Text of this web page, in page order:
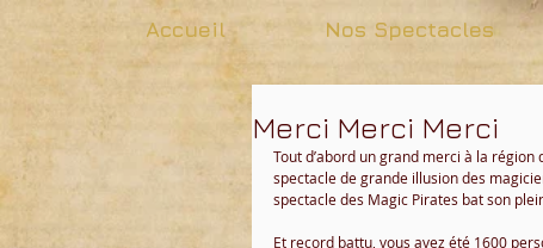
Accueil Nos Spectacles
Merci Merci Merci
Tout d’abord un grand merci à la
spectacle de grande illusion des
spectacle des Magic Pirates bat son
Et record battu, vous avez été 1600